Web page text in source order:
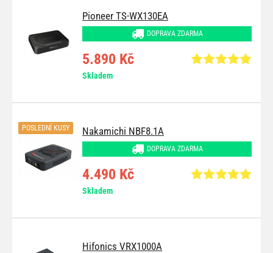
Pioneer TS-WX130EA
DOPRAVA ZDARMA
5.890 Kč
Skladem
Nakamichi NBF8.1A
DOPRAVA ZDARMA
POSLEDNÍ KUSY
4.490 Kč
Skladem
Hifonics VRX1000A